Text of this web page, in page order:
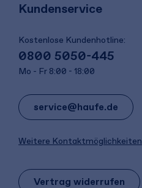
Kundenservice
Kostenlose Kundenhotline:
0800 5050-445
Mo - Fr 8:00 - 18:00
service@haufe.de
Weitere Kontaktmöglichkeiten
Vertrag widerrufen